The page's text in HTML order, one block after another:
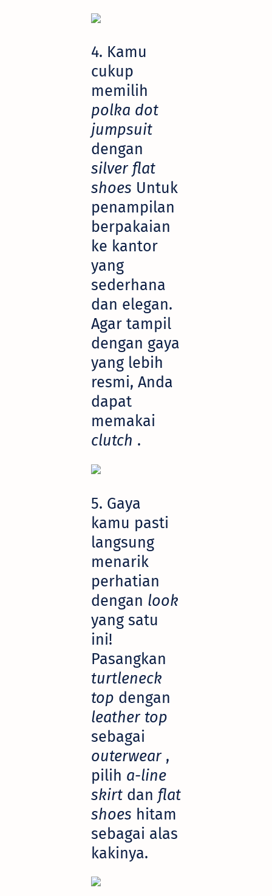
4. Kamu
cukup
memilih
polka dot
jumpsuit
dengan
silver flat
shoes Untuk
penampilan
berpakaian
ke kantor
yang
sederhana
dan elegan.
Agar tampil
dengan gaya
yang lebih
resmi, Anda
dapat
memakai
clutch .
5. Gaya
kamu pasti
langsung
menarik
perhatian
dengan look
yang satu
ini!
Pasangkan
turtleneck
top dengan
leather top
sebagai
outerwear ,
pilih a-line
skirt dan flat
shoes hitam
sebagai alas
kakinya.